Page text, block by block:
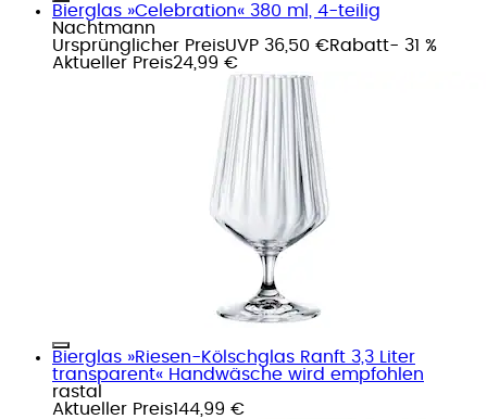
Bierglas »Celebration« 380 ml, 4-teilig
Nachtmann
Ursprünglicher PreisUVP 36,50 €Rabatt- 31 %
Aktueller Preis24,99 €
Bierglas »Riesen-Kölschglas Ranft 3,3 Liter
transparent« Handwäsche wird empfohlen
rastal
Aktueller Preis144,99 €